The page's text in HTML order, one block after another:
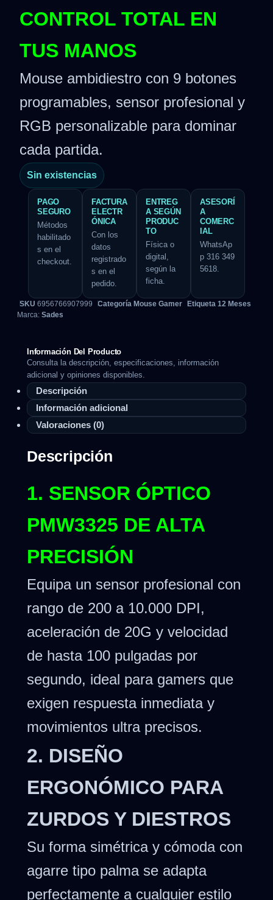
CONTROL TOTAL EN
TUS MANOS
Mouse ambidiestro con 9 botones
programables, sensor profesional y
RGB personalizable para dominar
cada partida.
Sin existencias
PAGO
SEGURO
Métodos
habilitado
s en el
checkout.
FACTURA
ELECTR
ÓNICA
Con los
datos
registrado
s en el
pedido.
ENTREG
A SEGÚN
PRODUC
TO
Física o
digital,
según la
ficha.
ASESORÍ
A
COMERC
IAL
WhatsAp
p 316 349
5618.
SKU 6956766907999 Categoría Mouse Gamer Etiqueta 12 Meses
Marca: Sades
Información Del Producto
Consulta la descripción, especificaciones, información
adicional y opiniones disponibles.
Descripción
Información adicional
Valoraciones (0)
Descripción
1. SENSOR ÓPTICO
PMW3325 DE ALTA
PRECISIÓN
Equipa un sensor profesional con
rango de 200 a 10.000 DPI,
aceleración de 20G y velocidad
de hasta 100 pulgadas por
segundo, ideal para gamers que
exigen respuesta inmediata y
movimientos ultra precisos.
2. DISEÑO
ERGONÓMICO PARA
ZURDOS Y DIESTROS
Su forma simétrica y cómoda con
agarre tipo palma se adapta
perfectamente a cualquier estilo